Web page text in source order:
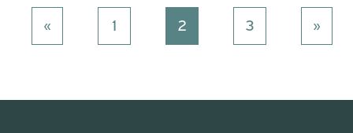
« 1 2 3 »